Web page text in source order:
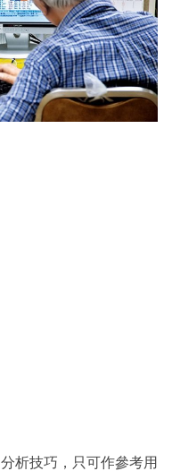
析技巧，只可作參考用